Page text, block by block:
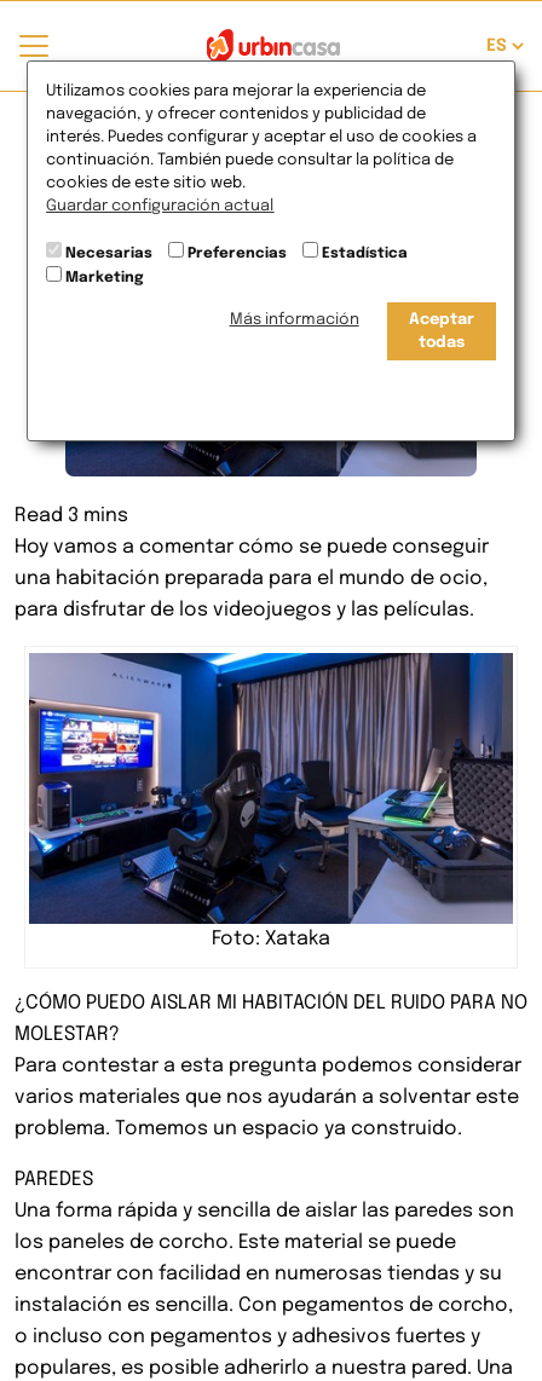
¿Cómo organizo mi
sala de juegos?
15de Mar
Hoy vamos a comentar cómo se puede conseguir
una habitación preparada para el mundo de ocio,
para disfrutar de los videojuegos y las películas.
Foto: Xataka
¿CÓMO PUEDO AISLAR MI HABITACIÓN DEL RUIDO PARA NO
MOLESTAR?
Para contestar a esta pregunta podemos considerar
varios materiales que nos ayudarán a solventar este
problema. Tomemos un espacio ya construido.
PAREDES
Una forma rápida y sencilla de aislar las paredes son
los paneles de corcho. Este material se puede
encontrar con facilidad en numerosas tiendas y su
instalación es sencilla. Con pegamentos de corcho,
o incluso con pegamentos y adhesivos fuertes y
populares, es posible adherirlo a nuestra pared. Una
Utilizamos cookies para mejorar la experiencia de
navegación, y ofrecer contenidos y publicidad de
interés. Puedes configurar y aceptar el uso de cookies a
continuación. También puede consultar la política de
cookies de este sitio web.
Guardar configuración actual
Necesarias Preferencias
Estadística
Marketing
Más información
Aceptar
todas